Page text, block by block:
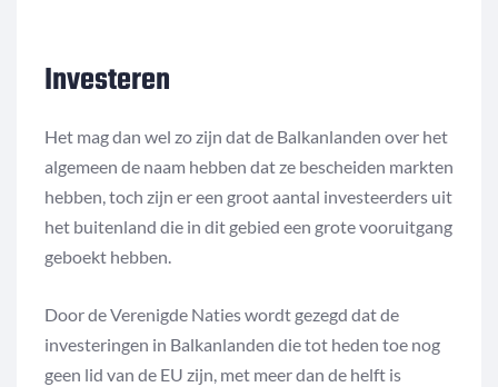
Investeren
Het mag dan wel zo zijn dat de Balkanlanden over het
algemeen de naam hebben dat ze bescheiden markten
hebben, toch zijn er een groot aantal investeerders uit
het buitenland die in dit gebied een grote vooruitgang
geboekt hebben.
Door de Verenigde Naties wordt gezegd dat de
investeringen in Balkanlanden die tot heden toe nog
geen lid van de EU zijn, met meer dan de helft is